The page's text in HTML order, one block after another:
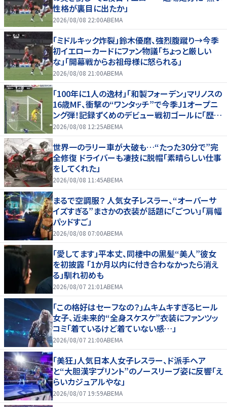
性格が裏目に出たか」
2026/08/08 22:00ABEMA
「ミドルキック炸裂」鈴木優磨、強烈腹蹴り→今季
初イエローカードにファン物議「ちょっと厳しい
な」「開幕戦からお祖母様に怒られる」
2026/08/08 21:00ABEMA
「100年に1人の逸材」「和製フォーデン」マリノスの
16歳MF、衝撃の“ワンタッチ”で今季J1オープニ
ング弾！記録ずくめのデビュー戦初ゴールに「歴史
を作りよった」
2026/08/08 12:25ABEMA
世界一のラリー車が大破も…“たった30分で”完
全修復 ドライバーも凄技に脱帽「素晴らしい仕事
をしてくれた」
2026/08/08 11:45ABEMA
まるで空調服？ 人気女子レスラー、“オーバーサ
イズすぎる”まさかの衣装が話題に「ごつい」「肩幅
パッドすご」
2026/08/08 07:00ABEMA
「愛してます」平本丈、同棲中の黒髪“美人”彼女
を初披露 「1か月以内に付き合わなかったら消え
る」馴れ初めも
2026/08/07 21:01ABEMA
「この格好はセーフなの？」ムキムキすぎるヒール
女子、近未来的“全身スケスケ”衣装にファンツッ
コミ「着ているけど着ていない感…」
2026/08/07 21:00ABEMA
「美狂」人気日本人女子レスラー、ド派手ヘア
と“大胆漢字プリント”のノースリーブ姿に反響「え
らいカジュアルやな」
2026/08/07 19:59ABEMA